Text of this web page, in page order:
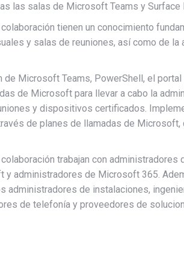
las salas de Microsoft Teams y Surface
tienen un conocimiento
y salas de reuniones, así como de la
Microsoft Teams, PowerShell, el
de Microsoft para llevar a cabo la
y dispositivos certificados.
de planes de llamadas de Microsoft,
trabajan con administradores
administradores de Microsoft 365.
administradores de instalaciones,
de telefonía y proveedores de